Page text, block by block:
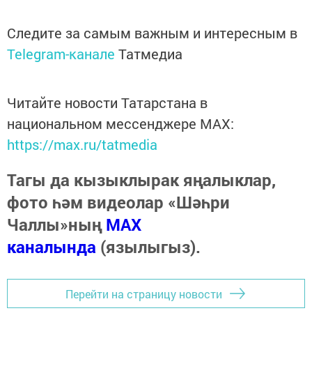
Следите за самым важным и интересным в
Telegram-канале Татмедиа
Читайте новости Татарстана в
национальном мессенджере MАХ:
https://max.ru/tatmedia
Тагы да кызыклырак яңалыклар,
фото һәм видеолар «Шәһри
Чаллы»ныңMAX
каналында (язылыгыз).
Перейти на страницу новости